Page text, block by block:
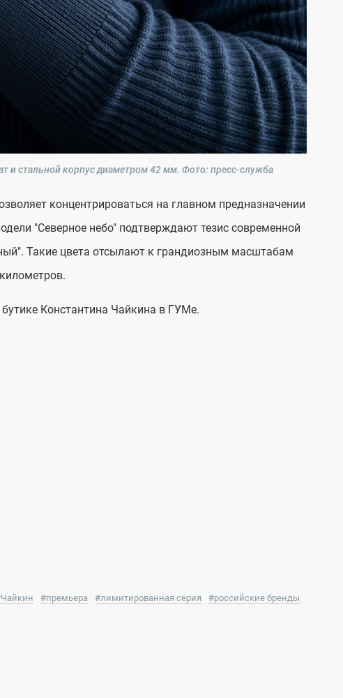
и стальной корпус диаметром 42 мм. Фото: пресс-служба
концентрироваться на главном предназначении
"Северное небо" подтверждают тезис современной
Такие цвета отсылают к грандиозным масштабам
Константина Чайкина в ГУМе.
Чайкин #премьера #лимитированная серия #российские бренды